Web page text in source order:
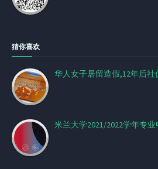
猜你喜欢
华人女子居留造假,12年后社
米兰大学2021/2022学年专